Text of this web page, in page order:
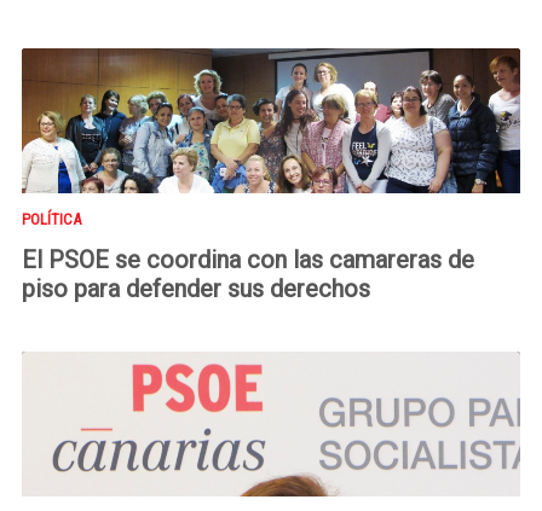
POLÍTICA
El PSOE se coordina con las camareras de
piso para defender sus derechos